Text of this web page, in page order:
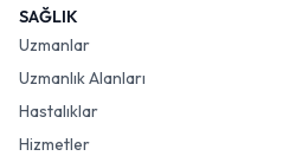
SAĞLIK
Uzmanlar
Uzmanlık Alanları
Hastalıklar
Hizmetler